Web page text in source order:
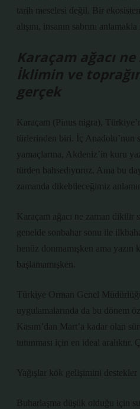
tarih meselesi değil. Bir
alışını, insanın sabrını anlamakla
Karaçam ağacı
İklimin ve
gerçek
Karaçam (Pinus nigra),
türlerinden biri. İç Anadolu’nun
yamaçlarına, Akdeniz’in kuru
türden bahsediyoruz. Ama bu
zamanda dikebileceğimiz
Karaçam ağacı ne zaman dikilir
genelde sonbahar sonu ile
henüz donmamışken ama yazın
başlamamışken.
Türkiye Orman Genel
uygulamalarında da bu dönem
Kasım’dan Mart’a kadar olan
tutunması için en ideal aralıktır.
Yağışlar kök gelişimini destekler
Buharlaşma düşük olduğu için su